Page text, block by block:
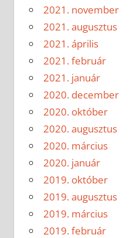
2021. november
2021. augusztus
2021. április
2021. február
2021. január
2020. december
2020. október
2020. augusztus
2020. március
2020. január
2019. október
2019. augusztus
2019. március
2019. február